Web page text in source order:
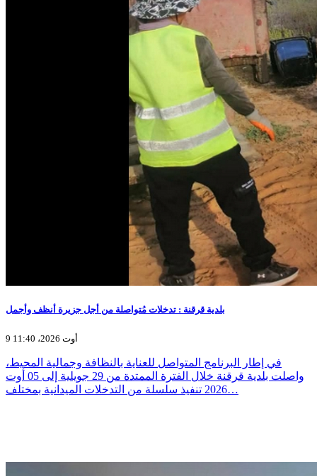
بلدية قرقنة : تدخلات مُتواصلة من أجل جزيرة أنظف وأجمل
9 أوت 2026، 11:40
في إطار البرنامج المتواصل للعناية بالنظافة وجمالية المحيط،
واصلت بلدية قرقنة خلال الفترة الممتدة من 29 جويلية إلى 05 أوت
2026 تنفيذ سلسلة من التدخلات الميدانية بمختلف…